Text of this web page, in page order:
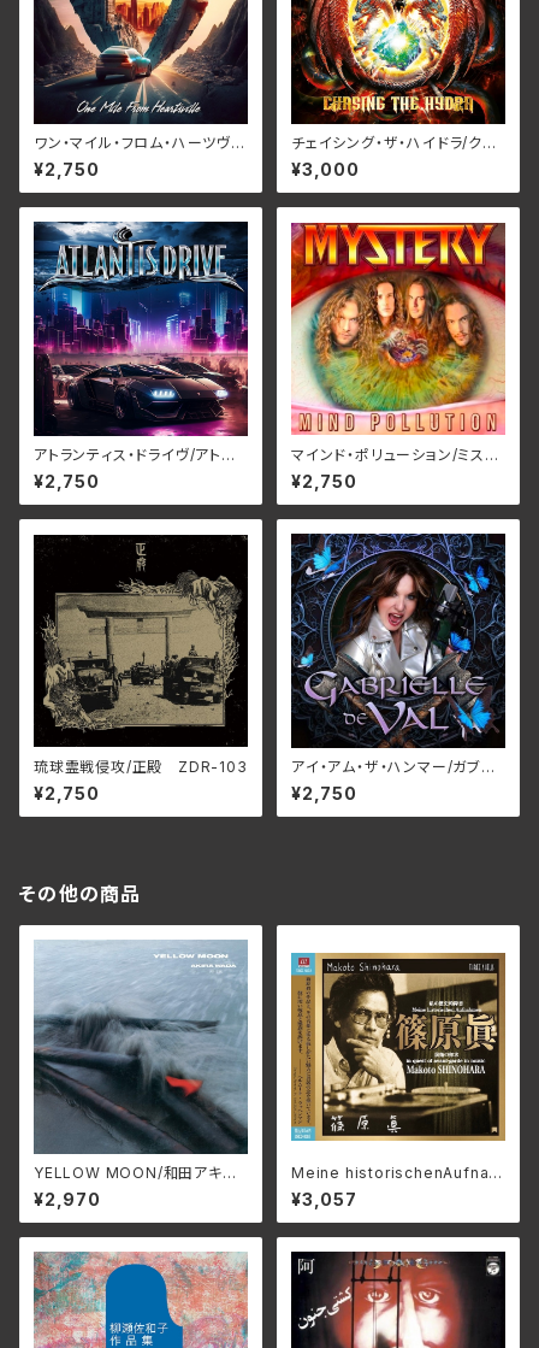
ワン・マイル・フロム・ハーツヴィ
ル/フローズン・レイン RBNCD-
1383
¥2,750
チェイシング・ザ・ハイドラ/クリ
ムゾン・グローリー RBNCD-1
467(仕様:CD)
¥3,000
アトランティス・ドライヴ/アトラ
ンティス・ドライヴ RBNCD-1
406(仕様:CD)
¥2,750
マインド・ポリューション/ミステ
リー RBNCD-1401(仕様:CD)
¥2,750
琉球霊戦侵攻/正殿 ZDR-103
¥2,750
アイ・アム・ザ・ハンマー/ガブリ
エル・デ・ヴァル RBNCD-14
42(仕様:CD)
¥2,750
その他の商品
YELLOW MOON/和田アキ
ラ ALT-527C(仕様:CD)
¥2,970
Meine historischenAufnah
men/ 私の歴史的録音_篠原
眞 3SCD-0083(仕様:CD)
¥3,057